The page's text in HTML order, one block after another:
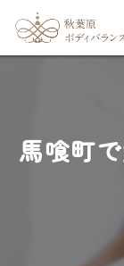
馬喰町